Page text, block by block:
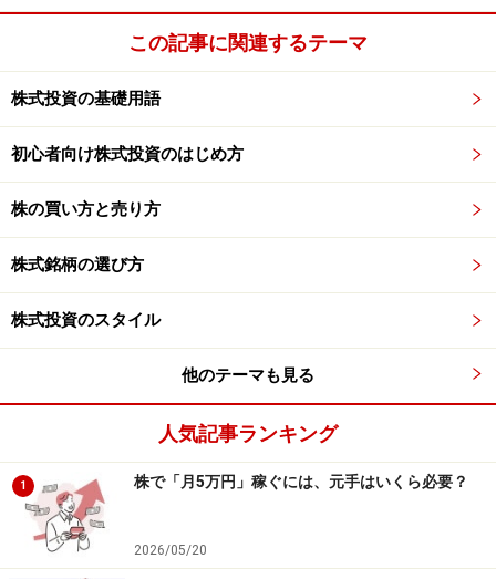
手を残しており、それは「最後の禁じ手」と言える購入
済み国債の「ゼロクーポン永久債＝紙くず」へのすり替
があります。無秩序に紙幣の価値観を下げる行為で、金
が暴騰することになるでしょう。
ともあれ、長期的には問題あるETF買い入れですが、短
期的にはインパクト充分であり、株価は上がる方向に動
くでしょう。正確には上がると限りませんが、相場が下
がる場合でも下支えとなります。いずれにせよ、まとも
な株価より割高に行く訳です（すでに14年末から行って
も書きましたが、過去の外国人投資家買い越し額と日経
平均へのインパクトから、恐らく月に400円ほど、年間
では打ち消し合う月もあっておよそ2,000円近い下支え効
この記事に関連するテーマ
株式投資の基礎用語
初心者向け株式投資のはじめ方
株の買い方と売り方
株式銘柄の選び方
株式投資のスタイル
他のテーマも見る
人気記事ランキング
1 株で「月5万円」稼ぐには、元手はいくら必要？
2026/05/20